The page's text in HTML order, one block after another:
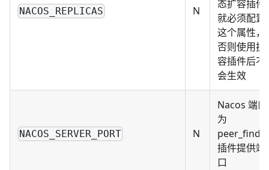
NACOS_REPLICAS N
态扩容插件,
就必须配置
这个属性，
否则使用扩
容插件后不
会生效
NACOS_SERVER_PORT N
Nacos 端口
为
插件提供端
口